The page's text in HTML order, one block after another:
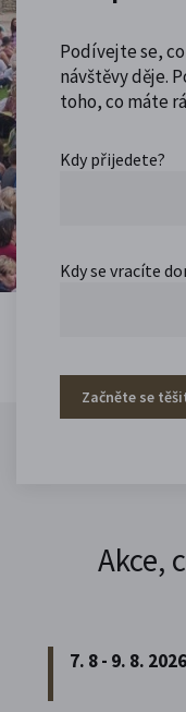
Podívejte se,
návštěvy děje.
toho, co máte
Kdy přijedete?
Kdy se vracíte
Začněte se
Akce,
7. 8 - 9. 8. 2026